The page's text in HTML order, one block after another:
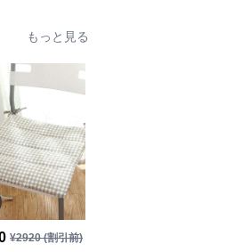
もっと見る
¥2920(割引前)